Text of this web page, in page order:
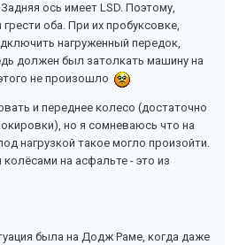
ось имеет LSD. Поэтому,
оба. При их пробуксовке,
нагруженный передок,
должен был затолкать машину на
не произошло
и переднее колесо (достаточно
но я сомневаюсь что на
нагрузкой такое могло произойти.
на асфальте - это из
была на Додж Раме, когда даже